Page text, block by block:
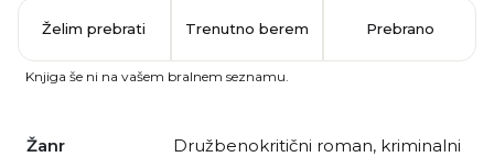
Žanr družbenokritični roman, kriminalni
Želim prebrati Trenutno berem Prebrano
Knjiga še ni na vašem bralnem seznamu.